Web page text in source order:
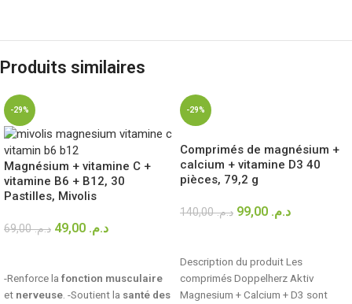
Produits similaires
-29%
Magnésium + vitamine C +
vitamine B6 + B12, 30
Pastilles, Mivolis
د.م.69,00 د.م.
-Renforce la fonction musculaire
et nerveuse . -Soutient la santé des
-29%
Comprimés de magnésium +
calcium + vitamine D3 40
pièces, 79,2 g
د.م.140,00 د.م.
Description du produit Les
comprimés Doppelherz Aktiv
Magnesium + Calcium + D3 sont